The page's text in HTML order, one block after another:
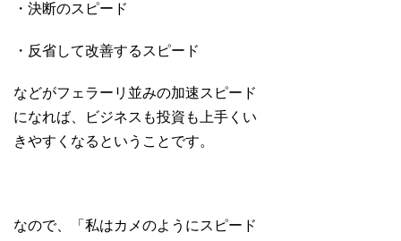
・決断のスピード
・反省して改善するスピード
などがフェラーリ並みの加速スピード
になれば、ビジネスも投資も上手くい
きやすくなるということです。
なので、「私はカメのようにスピード